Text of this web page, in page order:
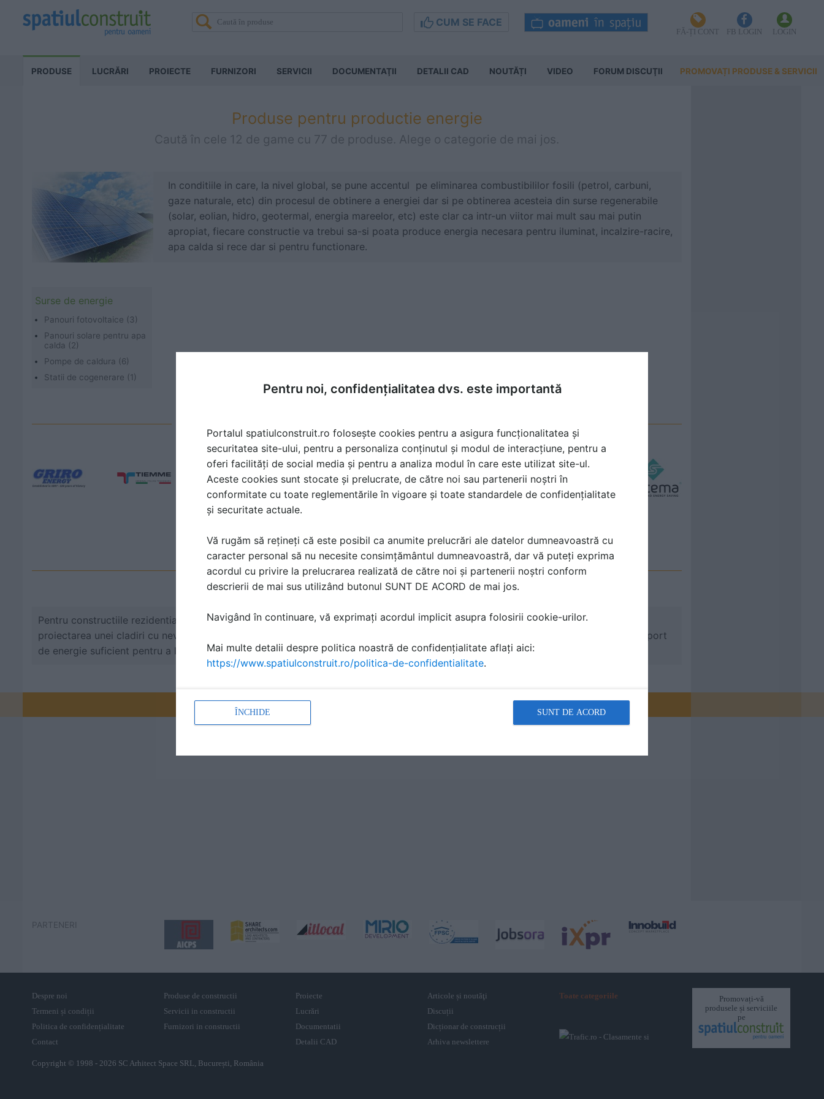
CUM SE FACE
FĂ-ȚI CONT FB LOGIN LOGIN
PRODUSE LUCRĂRI PROIECTE FURNIZORI SERVICII DOCUMENTAŢII DETALII CAD NOUTĂȚI VIDEO FORUM DISCUŢII PROMOVAȚI PRODUSE & SERVICII
Produse pentru productie energie
Caută în cele 12 de game cu 77 de produse. Alege o categorie de mai jos.
In conditiile in care, la nivel global, se pune accentul pe eliminarea combustibililor fosili (petrol, carbuni,
gaze naturale, etc) din procesul de obtinere a energiei dar si pe obtinerea acesteia din surse regenerabile
(solar, eolian, hidro, geotermal, energia mareelor, etc) este clar ca intr-un viitor mai mult sau mai putin
apropiat, fiecare constructie va trebui sa-si poata produce energia necesara pentru iluminat, incalzire-racire,
apa calda si rece dar si pentru functionare.
Surse de energie
Panouri fotovoltaice (3)
Panouri solare pentru apa
calda (2)
Pompe de caldura (6)
Statii de cogenerare (1)
Alege bine produsele pentru productie energie
Pentru constructiile rezidentiale, acest deziderat de constructie independenta energetic poate constitui un punct de plecare atat in
proiectarea unei cladiri cu nevoi reduse din punct de vedere energetic dar si in implementarea unor tehnologii care sa permita un aport
de energie suficient pentru a locui fara mari cheltuieli.
Promovați-vă produsele și serviciile pe SpatiulConstruit.ro!
PARTENERI
Despre noi
Termeni și condiții
Politica de confidențialitate
Contact
Produse de constructii
Servicii in constructii
Furnizori in constructii
Proiecte
Lucrări
Documentatii
Detalii CAD
Articole și noutăţi
Discuții
Dicționar de construcții
Arhiva newslettere
Toate categoriile
Promovați-vă
produsele și serviciile
pe
Copyright © 1998 - 2026 SC Arhitect Space SRL, București, România
Pentru noi, confidențialitatea dvs. este importantă
Portalul spatiulconstruit.ro folosește cookies pentru a asigura funcționalitatea și
securitatea site-ului, pentru a personaliza conținutul și modul de interacțiune, pentru a
oferi facilități de social media și pentru a analiza modul în care este utilizat site-ul.
Aceste cookies sunt stocate și prelucrate, de către noi sau partenerii noștri în
conformitate cu toate reglementările în vigoare și toate standardele de confidențialitate
și securitate actuale.
Vă rugăm să rețineți că este posibil ca anumite prelucrări ale datelor dumneavoastră cu
caracter personal să nu necesite consimțământul dumneavoastră, dar vă puteți exprima
acordul cu privire la prelucrarea realizată de către noi și partenerii noștri conform
descrierii de mai sus utilizând butonul SUNT DE ACORD de mai jos.
Navigând în continuare, vă exprimați acordul implicit asupra folosirii cookie-urilor.
Mai multe detalii despre politica noastră de confidențialitate aflați aici:
https://www.spatiulconstruit.ro/politica-de-confidentialitate.
ÎNCHIDE SUNT DE ACORD